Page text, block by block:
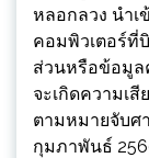
หลอกลวง นำเ
คอมพิวเตอร์ที่
ส่วนหรือข้อมูล
จะเกิดความเ
ตามหมายจับศ
กุมภาพันธ์